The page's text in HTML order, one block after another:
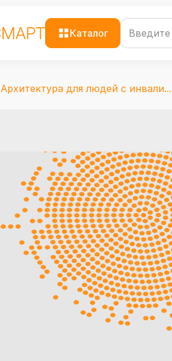
Каталог
Архитектура для людей с инвали...